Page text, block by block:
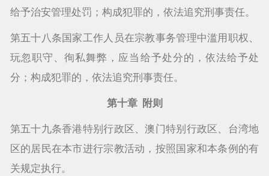
给予治安管理处罚；构成犯罪的，依法追究刑事责任。
第五十八条国家工作人员在宗教事务管理中滥用职权、
玩忽职守、徇私舞弊，应当给予处分的，依法给予处
分；构成犯罪的，依法追究刑事责任。
第十章 附则
第五十九条香港特别行政区、澳门特别行政区、台湾地
区的居民在本市进行宗教活动，按照国家和本条例的有
关规定执行。